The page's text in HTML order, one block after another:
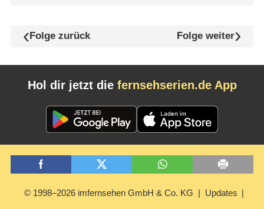
Folge zurück Folge weiter
Hol dir jetzt die fernsehserien.de App
© 1998–2026 imfernsehen GmbH & Co. KG Updates